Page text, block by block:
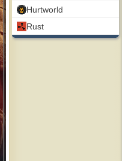
Hurtworld
Rust